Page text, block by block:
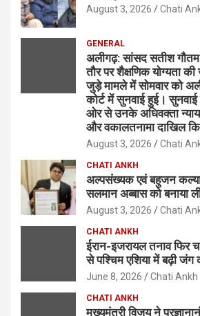
August 3, 2026 Chati
GENERAL
अलीगढ़: सांसद सतीश
तौर पर शैक्षणिक योग्यता
जुड़े मामले में सोमवार को
कोर्ट में सुनवाई हुई।
ओर से उनके अधिवक्ता
और वकालतनामा दाखिल
August 3, 2026 Chati
CHATI ANKH
अल्पसंख्यक एवं बहुजन
सलमान अब्बास को बनाया
August 3, 2026 Chati
CHATI ANKH
ईरान-इजरायल तनाव फिर
से पश्चिम एशिया में बढ़ी
June 8, 2026 Chati Ankh
CHATI ANKH
मुख्यमंत्री विजय ने